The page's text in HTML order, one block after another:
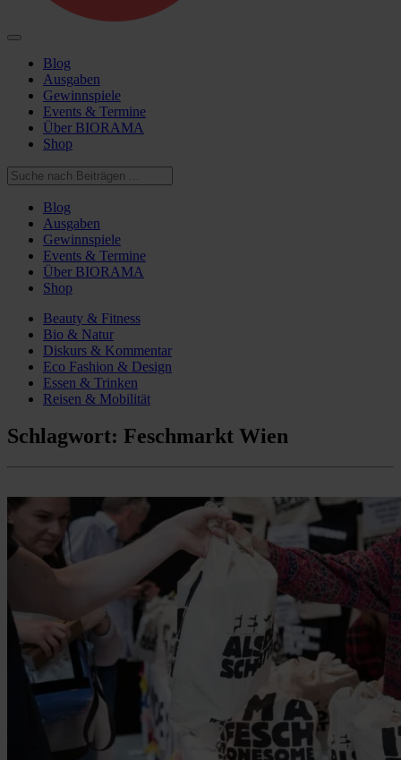
Blog
Ausgaben
Gewinnspiele
Events & Termine
Über BIORAMA
Shop
Blog
Ausgaben
Gewinnspiele
Events & Termine
Über BIORAMA
Shop
Beauty & Fitness
Bio & Natur
Diskurs & Kommentar
Eco Fashion & Design
Essen & Trinken
Reisen & Mobilität
Schlagwort: Feschmarkt Wien